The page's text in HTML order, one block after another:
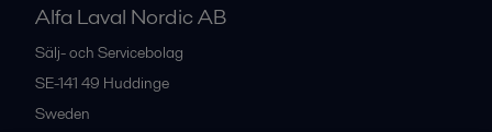
Alfa Laval Nordic AB
Sälj- och Servicebolag
SE-141 49 Huddinge
Sweden